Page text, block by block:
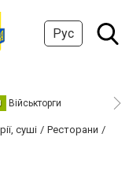
Рус
Військторги
суші
Ресторани